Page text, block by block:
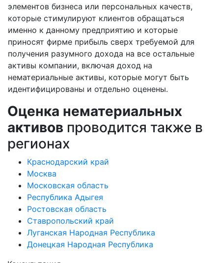
элементов бизнеса или персональных качеств,
которые стимулируют клиентов обращаться
именно к данному предприятию и которые
приносят фирме прибыль сверх требуемой для
получения разумного дохода на все остальные
активы компании, включая доход на
нематериальные активы, которые могут быть
идентифицированы и отдельно оценены.
Оценка нематериальных
активов проводится также в
регионах
Краснодарский край
Москва
Московская область
Республика Адыгея
Ростовская область
Ставропольский край
Луганская Народная Республика
Донецкая Народная Республика